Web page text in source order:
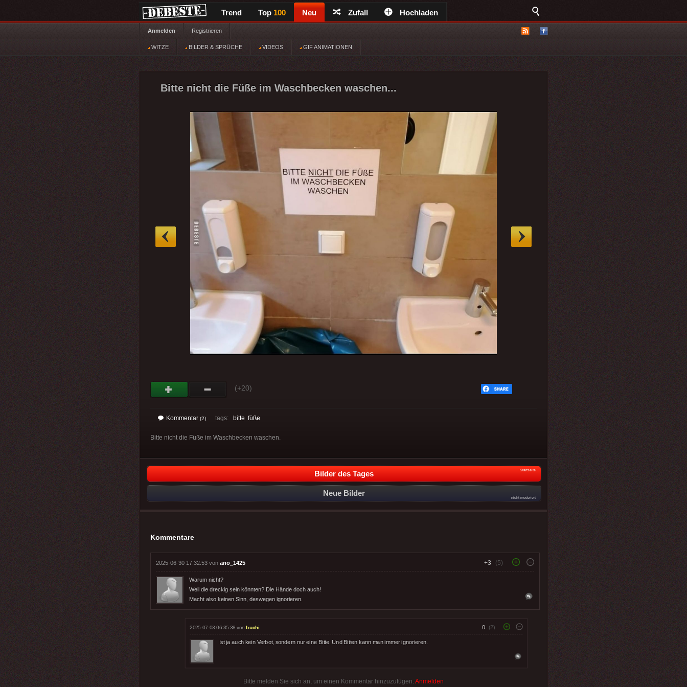
Trend Top 100 Neu Zufall Hochladen
Anmelden Registrieren
WITZE BILDER & SPRÜCHE VIDEOS GIF ANIMATIONEN
Bitte nicht die Füße im Waschbecken waschen...
(+20)
Kommentar (2) tags: bitte füße
Bitte nicht die Füße im Waschbecken waschen.
Bilder des Tages Startseite
Neue Bilder
nicht moderiert
Kommentare
2025-06-30 17:32:53 von ano_1425 +3 (5)
Warum nicht?
Weil die dreckig sein könnten? Die Hände doch auch!
Macht also keinen Sinn, deswegen ignorieren.
2025-07-03 06:35:38 vonbuchi 0 (2)
Ist ja auch kein Verbot, sondern nur eine Bitte. Und Bitten kann man immer ignorieren.
Bitte melden Sie sich an, um einen Kommentar hinzuzufügen. Anmelden